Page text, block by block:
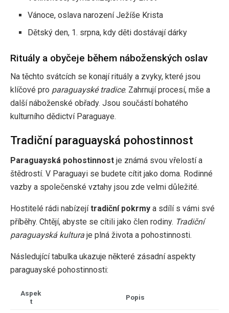
Vánoce, oslava narození Ježíše Krista
Dětský den, 1. srpna, kdy děti dostávají dárky
Rituály a obyčeje během náboženských oslav
Na těchto svátcích se konají rituály a zvyky, které jsou
klíčové pro paraguayské tradice. Zahrnují procesí, mše a
další náboženské obřady. Jsou součástí bohatého
kulturního dědictví Paraguaye.
Tradiční paraguayská pohostinnost
Paraguayská pohostinnost je známá svou vřelostí a
štědrostí. V Paraguayi se budete cítit jako doma. Rodinné
vazby a společenské vztahy jsou zde velmi důležité.
Hostitelé rádi nabízejítradiční pokrmy a sdílí s vámi své
příběhy. Chtějí, abyste se cítili jako člen rodiny. Tradiční
paraguayská kultura je plná života a pohostinnosti.
Následující tabulka ukazuje některé zásadní aspekty
paraguayské pohostinnosti:
Aspek
t
Popis